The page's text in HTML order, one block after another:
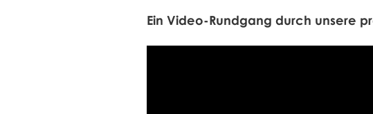
Ein Video-Rundgang durch unsere